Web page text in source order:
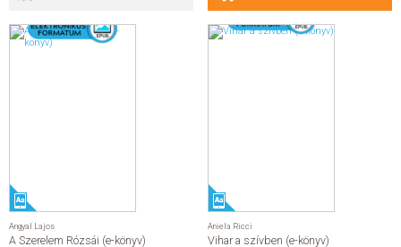
Angyal Lajos
A Szerelem Rózsái (e-könyv)
Aniela Ricci
Vihar a szívben (e-könyv)